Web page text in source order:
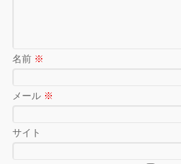
名前 ※
メール ※
サイト